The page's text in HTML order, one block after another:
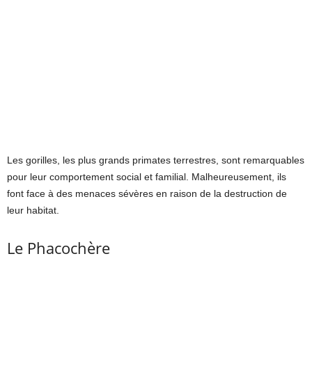
Les gorilles, les plus grands primates terrestres, sont remarquables
pour leur comportement social et familial. Malheureusement, ils
font face à des menaces sévères en raison de la destruction de
leur habitat.
Le Phacochère